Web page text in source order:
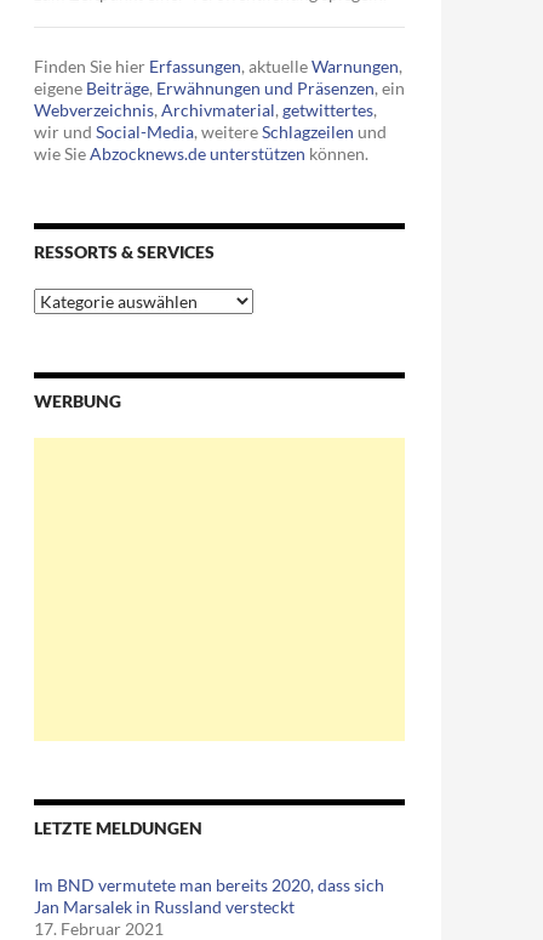
Finden Sie hier Erfassungen, aktuelleWarnungen,
eigene Beiträge, Erwähnungen und Präsenzen, ein
Webverzeichnis, Archivmaterial, getwittertes,
wir und Social-Media, weitereSchlagzeilen und
wie SieAbzocknews.de unterstützen können.
RESSORTS & SERVICES
Ressorts
&
WERBUNG
LETZTE MELDUNGEN
Im BND vermutete man bereits 2020, dass sich
Jan Marsalek in Russland versteckt
17. Februar 2021